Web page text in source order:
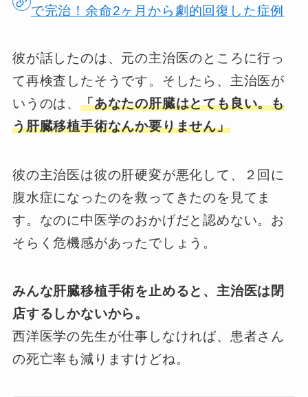
で完治！余命2ヶ月から劇的回復した症例
彼が話したのは、元の主治医のところに行っ
て再検査したそうです。そしたら、主治医が
いうのは、 「あなたの肝臓はとても良い。も
う肝臓移植手術なんか要りません」
彼の主治医は彼の肝硬変が悪化して、２回に
腹水症になったのを救ってきたのを見てま
す。なのに中医学のおかげだと認めない。お
そらく危機感があったでしょう。
みんな肝臓移植手術を止めると、主治医は閉
店するしかないから。
西洋医学の先生が仕事しなければ、患者さん
の死亡率も減りますけどね。